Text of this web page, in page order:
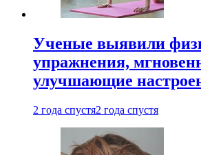
Ученые выявили
упражнения,
улучшающие
2 года спустя2 года спустя